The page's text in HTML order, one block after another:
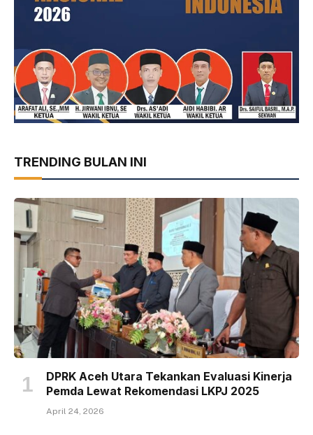
TRENDING BULAN INI
DPRK Aceh Utara Tekankan Evaluasi Kinerja
Pemda Lewat Rekomendasi LKPJ 2025
April 24, 2026